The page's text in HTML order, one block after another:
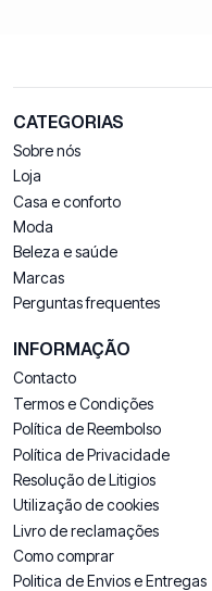
CATEGORIAS
Sobre nós
Loja
Casa e conforto
Moda
Beleza e saúde
Marcas
Perguntas frequentes
INFORMAÇÃO
Contacto
Termos e Condições
Política de Reembolso
Política de Privacidade
Resolução de Litigios
Utilização de cookies
Livro de reclamações
Como comprar
Politica de Envios e Entregas